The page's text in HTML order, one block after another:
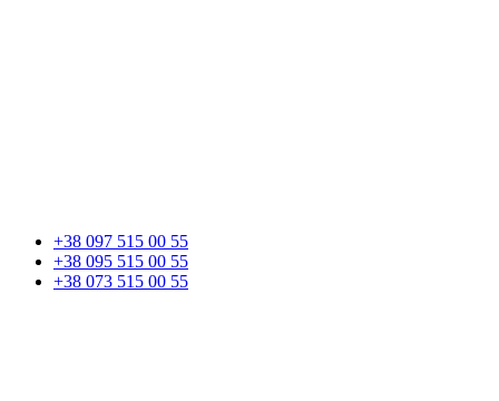
+38 097 515 00 55
+38 095 515 00 55
+38 073 515 00 55